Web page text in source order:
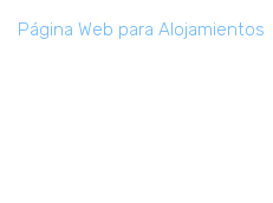
Página Web para Alojamientos